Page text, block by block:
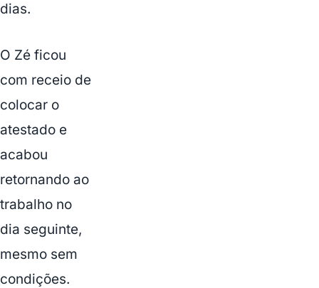
dias.
O Zé ficou
com receio de
colocar o
atestado e
acabou
retornando ao
trabalho no
dia seguinte,
mesmo sem
condições.